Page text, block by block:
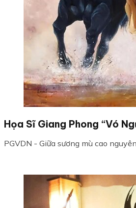
Họa Sĩ Giang Phong “Vó
PGVDN - Giữa sương mù cao